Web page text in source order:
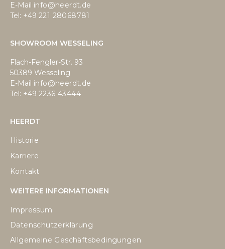
E-Mail info@heerdt.de
Tel: +49 221 28068781
SHOWROOM WESSELING
Flach-Fengler-Str. 93
50389 Wesseling
E-Mail info@heerdt.de
Tel: +49 2236 43444
HEERDT
Historie
Karriere
Kontakt
WEITERE INFORMATIONEN
Impressum
Datenschutzerklärung
Allgemeine Geschäftsbedingungen